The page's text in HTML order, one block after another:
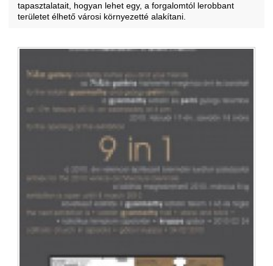
tapasztalatait, hogyan lehet egy, a forgalomtól lerobbant
területet élhető városi környezetté alakítani.